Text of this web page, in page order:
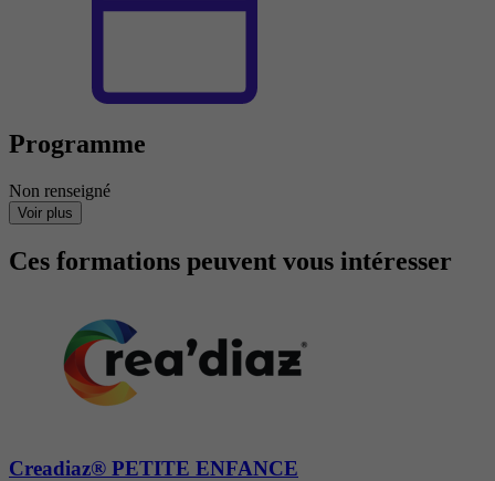
Programme
Non renseigné
Voir plus
Ces formations peuvent vous intéresser
Creadiaz® PETITE ENFANCE